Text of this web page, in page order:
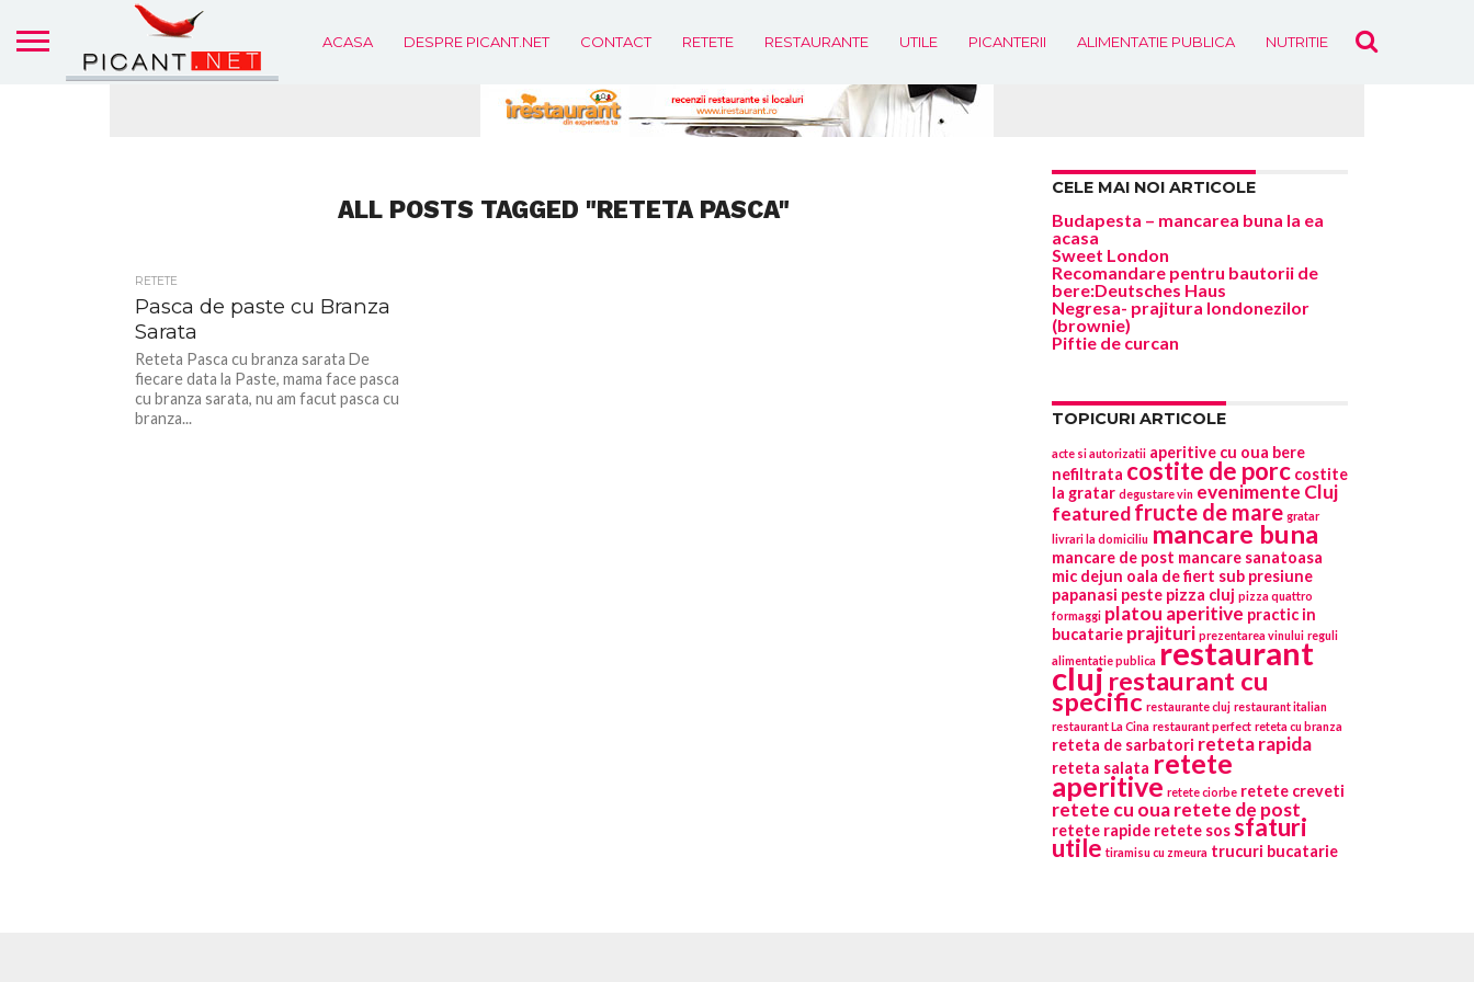
ACASA DESPRE PICANT.NET CONTACT RETETE RESTAURANTE UTILE PICANTERII ALIMENTATIE PUBLICA NUTRITIE EVENIMENTE
ALL POSTS TAGGED "RETETA PASCA"
RETETE
Pasca de paste cu Branza
Sarata
Reteta Pasca cu branza sarata De
fiecare data la Paste, mama face pasca
cu branza sarata, nu am facut pasca cu
branza...
CELE MAI NOI ARTICOLE
Budapesta – mancarea buna la ea
acasa
Sweet London
Recomandare pentru bautorii de
bere:Deutsches Haus
Negresa- prajitura londonezilor
(brownie)
Piftie de curcan
TOPICURI ARTICOLE
acte si autorizatii aperitive cu oua bere
nefiltrata costite de porc costite
la gratar degustare vin evenimente Cluj
featuredfructe de mare gratar
livrari la domiciliu mancare buna
mancare de post mancare sanatoasa
mic dejun oala de fiert sub presiune
papanasi peste pizza cluj pizza quattro
formaggi platou aperitive practic in
bucatarie prajituri prezentarea vinului reguli
alimentatie publica restaurant
clujrestaurant cu
specific restaurante cluj restaurant italian
restaurant La Cina restaurant perfect reteta cu branza
reteta de sarbatori reteta rapida
reteta salata retete
aperitive retete ciorbe retete creveti
retete cu ouaretete de post
retete rapide retete sossfaturi
utile tiramisu cu zmeura trucuri bucatarie